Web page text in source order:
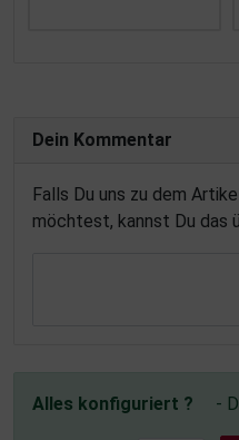
Dein Kommentar
Falls Du uns zu dem
möchtest, kannst Du das
Alles konfiguriert ? -